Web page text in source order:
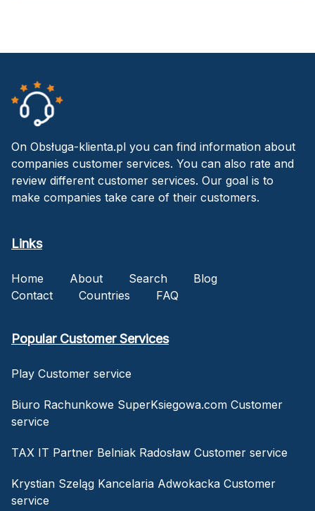
On Obsługa-klienta.pl you can find information about
companies customer services. You can also rate and
review different customer services. Our goal is to
make companies take care of their customers.
Links
Home About Search
Blog
Contact
Countries FAQ
Popular Customer Services
Play Customer service
Biuro Rachunkowe SuperKsiegowa.com Customer
service
TAX IT Partner Belniak Radosław Customer service
Krystian Szeląg Kancelaria Adwokacka Customer
service